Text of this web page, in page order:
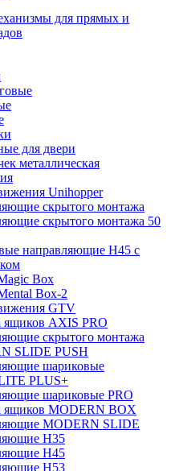
для прямых и
для двери
металлическая
Unihopper
скрытого монтажа
скрытого монтажа 50
направляющие H45 с
Box
Box-2
GTV
ящиков AXIS PRO
скрытого монтажа
SLIDE PUSH
шариковые
PLUS+
шариковые PRO
ящиков MODERN BOX
MODERN SLIDE
H35
H45
H53